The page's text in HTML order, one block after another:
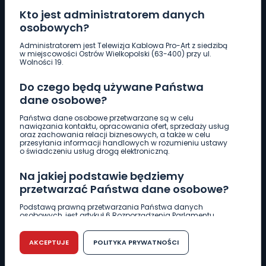
Kto jest administratorem danych
osobowych?
Administratorem jest Telewizja Kablowa Pro-Art z siedzibą
w miejscowości Ostrów Wielkopolski (63-400) przy ul.
Wolności 19.
Do czego będą używane Państwa
dane osobowe?
Państwa dane osobowe przetwarzane są w celu
nawiązania kontaktu, opracowania ofert, sprzedaży usług
oraz zachowania relacji biznesowych, a także w celu
przesyłania informacji handlowych w rozumieniu ustawy
o świadczeniu usług drogą elektroniczną.
Na jakiej podstawie będziemy
przetwarzać Państwa dane osobowe?
Podstawą prawną przetwarzania Państwa danych
osobowych, jest artykuł 6 Rozporządzenia Parlamentu
r. w sprawie ochrony osób fizycznych w związku z
przetwarzaniem danych osobowych w sprawie
swobodnego przepływu takich danych oraz uchylenia
dyrektywy 95/46/WE (RODO).
AKCEPTUJE POLITYKA PRYWATNOŚCI
Pobierz logotyp
661 997 997
REDAKCJA
62 735 22 22redakcja@wlkp24.info
DZIAŁ REKLAMY
62 735 01 85 reklama@wlkp24.info
WIADOMOŚCI
CIEKAWOSTKI